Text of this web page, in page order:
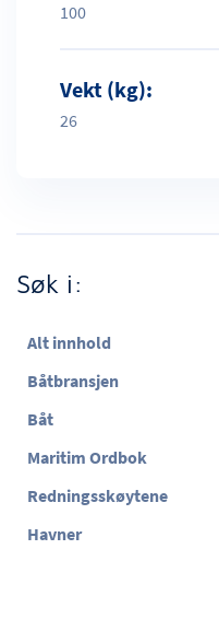
100
Vekt (kg):
26
Søk i:
Alt innhold
Båtbransjen
Båt
Maritim Ordbok
Redningsskøytene
Havner